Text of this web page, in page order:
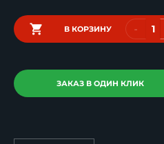
В КОРЗИНУ -
ЗАКАЗ В ОДИН КЛИК